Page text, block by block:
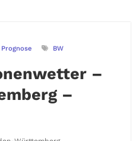
Prognose BW
–
–